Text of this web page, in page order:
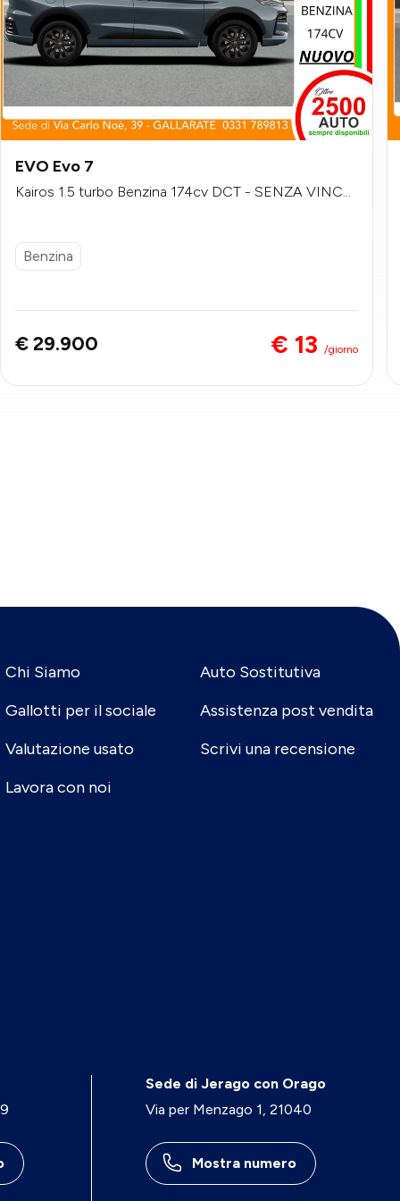
EVO Evo 7
Kairos 1.5 turbo Benzina 174cv DCT - SENZA VINCO
Benzina
€ 29.900 € 13 /giorno
Chi Siamo
Gallotti per il sociale
Valutazione usato
Lavora con noi
Auto Sostitutiva
Assistenza post vendita
Scrivi una recensione
Sede di Jerago con Orago
Via per Menzago 1, 21040
Mostra numero